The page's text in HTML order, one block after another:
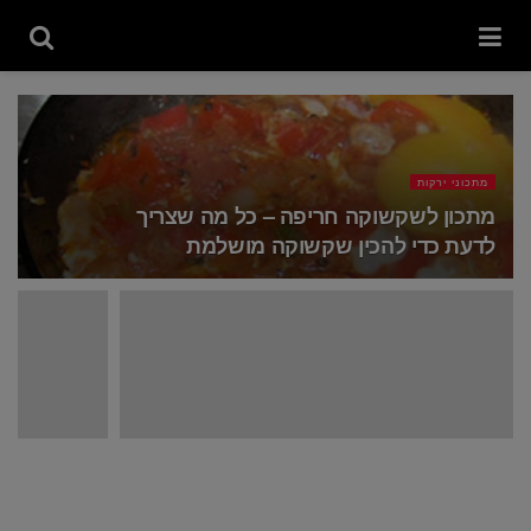
מתכוני ירקות
מתכון לשקשוקה חריפה – כל מה שצריך
לדעת כדי להכין שקשוקה מושלמת